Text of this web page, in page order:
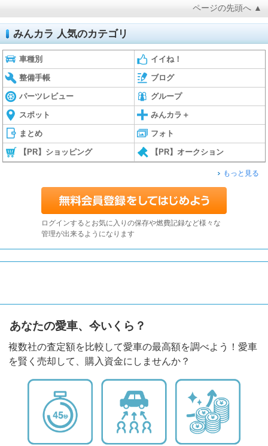
ページの先頭へ ▲
みんカラ 人気のカテゴリ
車種別 イイね！
整備手帳 ブログ
パーツレビュー グループ
スポット みんカラ＋
まとめ フォト
【PR】ショッピング 【PR】オークション
もっと見る
ログインするとお気に入りの保存や燃費記録など様々な
管理が出来るようになります
あなたの愛車、今いくら？
複数社の査定額を比較して愛車の最高額を調べよう！愛車
を賢く売却して、購入資金にしませんか？